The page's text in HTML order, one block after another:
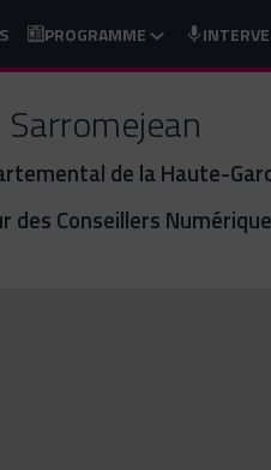
PROGRAMME
Sarromejean
de la Haute-
des Conseillers